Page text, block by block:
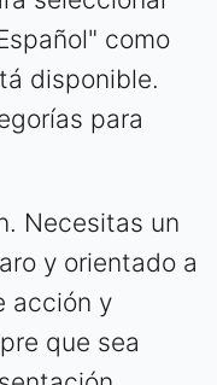
como
disponible.
para
Necesitas un
y orientado a
acción y
que sea